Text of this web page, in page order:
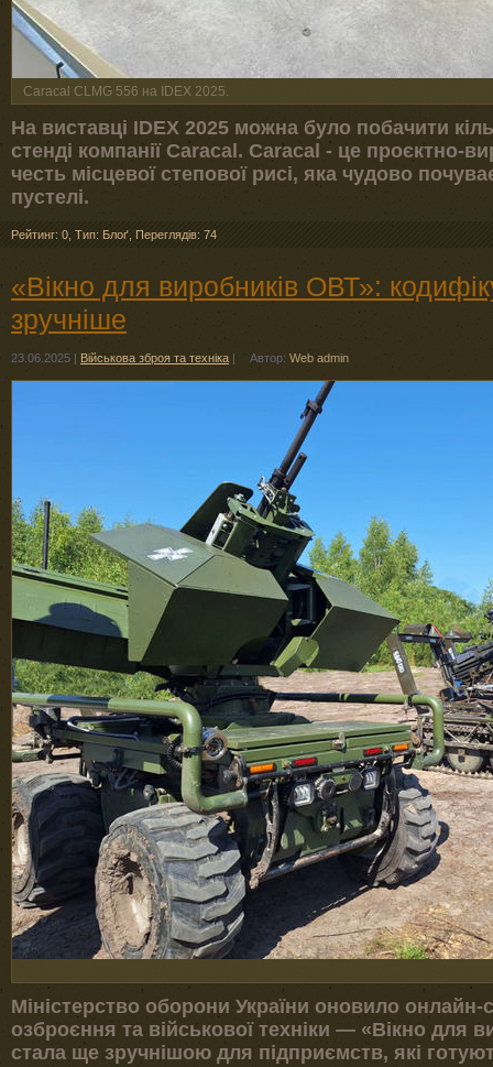
Caracal CLMG 556 на IDEX 2025.
На виставці IDEX 2025 можна було побачити
стенді компанії Caracal. Caracal - це проєктно-
честь місцевої степової рисі, яка чудово
пустелі.
Рейтинг: 0 Тип: Блоґ Переглядів: 74
«Вікно для виробників ОВТ»:
зручніше
23.06.2025 | Військова зброя та техніка | Автор: Web admin
Міністерство оборони України оновило онлайн-
озброєння та військової техніки — «Вікно для
стала ще зручнішою для підприємств, які